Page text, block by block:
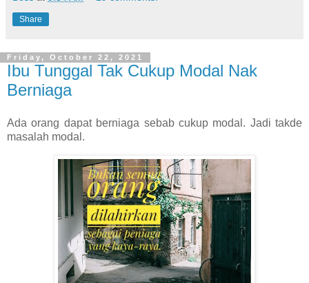
Share
Friday, October 22, 2021
Ibu Tunggal Tak Cukup Modal Nak
Berniaga
Ada orang dapat berniaga sebab cukup modal. Jadi takde
masalah modal.